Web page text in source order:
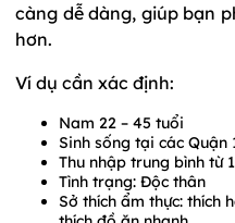
càng dễ dàng, giúp bạn
hơn.
Ví dụ cần xác định:
Nam 22 – 45 tuổi
Sinh sống tại các Quận
Thu nhập trung bình từ
Tình trạng: Độc thân
Sở thích ẩm thực: thích